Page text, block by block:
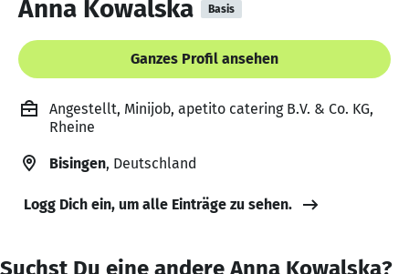
Anna Kowalska Basis
Ganzes Profil ansehen
Angestellt, Minijob, apetito catering B.V. & Co. KG,
Rheine
Bisingen, Deutschland
Logg Dich ein, um alle Einträge zu sehen.
Suchst Du eine andere Anna Kowalska?